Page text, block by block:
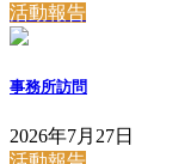
活動報告
事務所訪問
2026年7月27日